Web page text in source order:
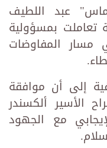
عبد اللطيف
تعاملت بمسؤولية
مسار المفاوضات
إلى أن موافقة
الأسير ألكسندر
مع الجهود